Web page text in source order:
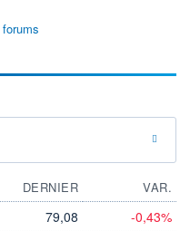
DERNIER
VAR.
79,08 -0,43%